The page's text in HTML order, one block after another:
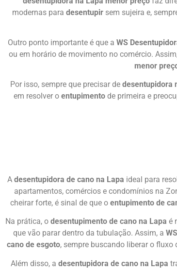
modernas para desentupir sem sujeira e,
Outro ponto importante é que a WS
ou em horário de movimento no comércio.
menor
Por isso, sempre que precisar de desentupidora
em resolver o entupimentode primeira e
A desentupidora de cano na Lapa ideal para
apartamentos, comércios e condomínios na
cheirar forte, é sinal de que o entupimento de
Na prática, o desentupimento de cano na Lapa é
que vão parar dentro da tubulação. Assim, a
cano de esgoto, sempre buscando liberar o fluxo
Além disso, a desentupidora de cano na Lapa